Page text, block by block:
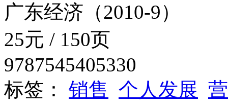
广东经济（2010-9）
25元 / 150页
9787545405330
标签： 销售 个人发展